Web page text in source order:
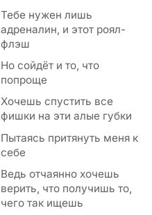
Тебе нужен лишь
адреналин, и этот роял-
флэш
Но сойдёт и то, что
попроще
Хочешь спустить все
фишки на эти алые губки
Пытаясь притянуть меня к
себе
Ведь отчаянно хочешь
верить, что получишь то,
чего так ищешь